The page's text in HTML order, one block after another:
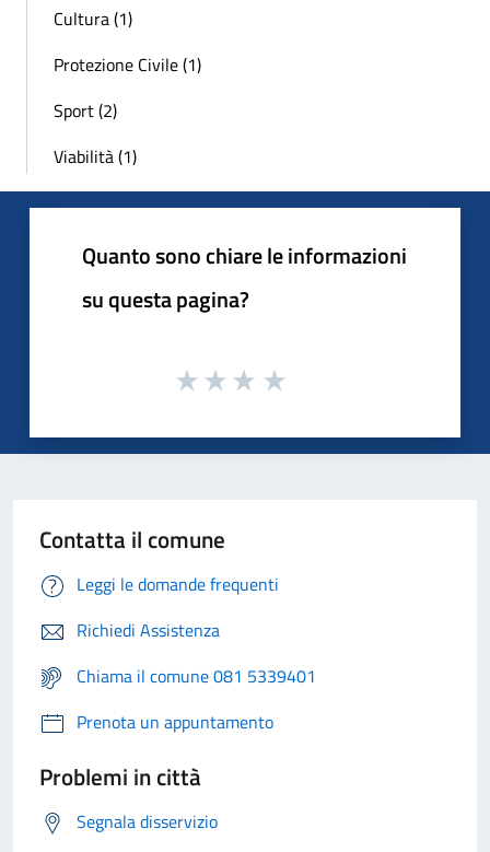
Cultura (1)
Protezione Civile (1)
Sport (2)
Viabilità (1)
Quanto sono chiare le informazioni
su questa pagina?
Contatta il comune
Leggi le domande frequenti
Richiedi Assistenza
Chiama il comune 081 5339401
Prenota un appuntamento
Problemi in città
Segnala disservizio